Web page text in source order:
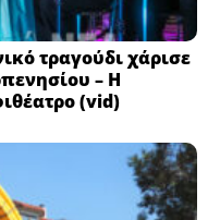
τραγούδι χάρισε
– Η
(vid)